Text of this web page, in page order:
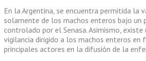
En la Argentina, se encuentra permitida la
solamente de los machos enteros bajo un
controlado por el Senasa. Asimismo, existe
vigilancia dirigido a los machos enteros en
principales actores en la difusión de la